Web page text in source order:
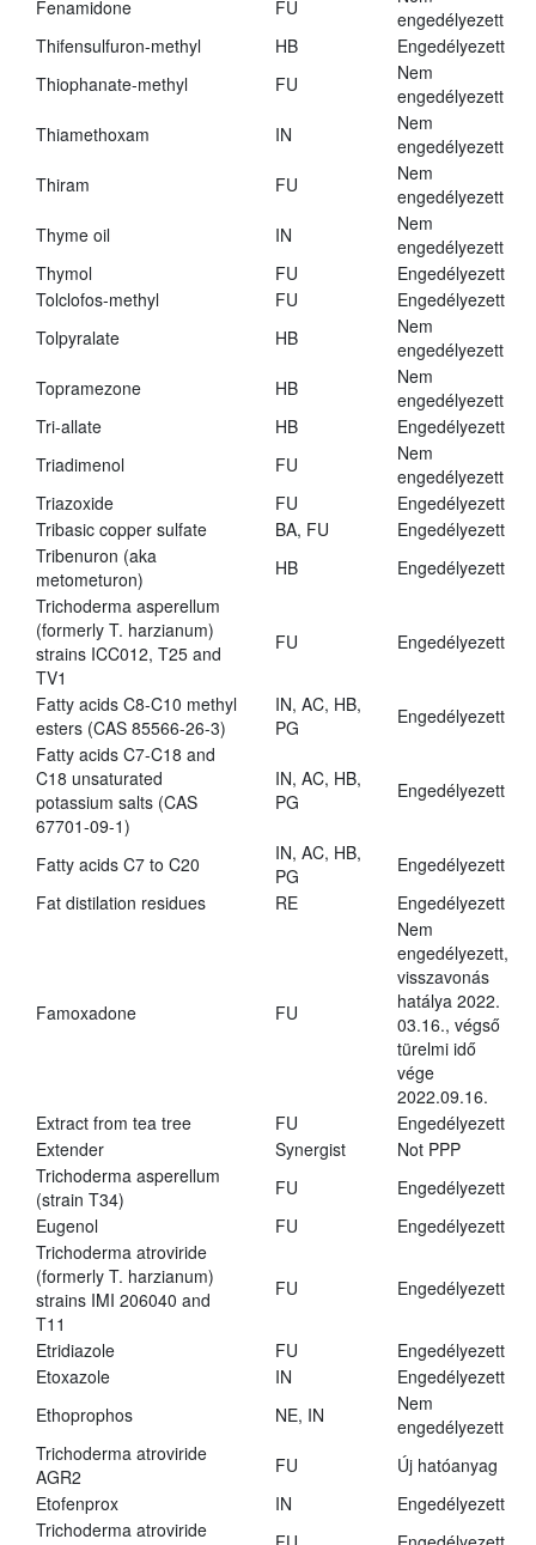
Fenamidone FU
engedélyezett
Thifensulfuron-methyl
HB
Engedélyezett
Thiophanate-methyl
FU
Nem
engedélyezett
Thiamethoxam
IN
Nem
engedélyezett
Thiram
FU
Nem
engedélyezett
Thyme oil
IN
Nem
engedélyezett
Thymol
FU
Engedélyezett
Tolclofos-methyl
FU
Engedélyezett
Tolpyralate
HB
Nem
engedélyezett
Topramezone
HB
Nem
engedélyezett
Tri-allate
HB
Engedélyezett
Triadimenol
FU
Nem
engedélyezett
Triazoxide
FU
Engedélyezett
Tribasic copper sulfate
BA, FU
Engedélyezett
Tribenuron (aka
metometuron)
HB
Engedélyezett
Trichoderma asperellum
(formerly T. harzianum)
strains ICC012, T25 and
TV1
FU Engedélyezett
Fatty acids C8-C10 methyl
esters (CAS 85566-26-3)
IN, AC, HB,
PG
Engedélyezett
Fatty acids C7-C18 and
C18 unsaturated
potassium salts (CAS
67701-09-1)
IN, AC, HB,
PG
Engedélyezett
Fatty acids C7 to C20
IN, AC, HB,
PG
Engedélyezett
Fat distilation residues
RE Engedélyezett
Famoxadone FU
Nem
engedélyezett,
visszavonás
hatálya 2022.
03.16., végső
türelmi idő
vége
2022.09.16.
Extract from tea tree
FU
Engedélyezett
Extender
Synergist
Not PPP
Trichoderma asperellum
(strain T34)
FU
Engedélyezett
Eugenol
FU
Engedélyezett
Trichoderma atroviride
(formerly T. harzianum)
strains IMI 206040 and
T11
FU Engedélyezett
Etridiazole FU
Engedélyezett
Etoxazole
IN
Engedélyezett
Ethoprophos
NE, IN
Nem
engedélyezett
Trichoderma atroviride
AGR2
FU
Új hatóanyag
Etofenprox
IN
Engedélyezett
Trichoderma atroviride